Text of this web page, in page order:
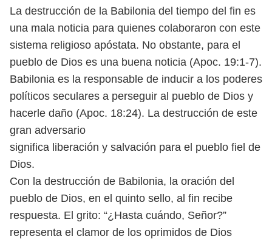
La destrucción de la Babilonia del tiempo del fin es
una mala noticia para quienes colaboraron con este
sistema religioso apóstata. No obstante, para el
pueblo de Dios es una buena noticia (Apoc. 19:1-7).
Babilonia es la responsable de inducir a los poderes
políticos seculares a perseguir al pueblo de Dios y
hacerle daño (Apoc. 18:24). La destrucción de este
gran adversario
significa liberación y salvación para el pueblo fiel de
Dios.
Con la destrucción de Babilonia, la oración del
pueblo de Dios, en el quinto sello, al fin recibe
respuesta. El grito: “¿Hasta cuándo, Señor?”
representa el clamor de los oprimidos de Dios